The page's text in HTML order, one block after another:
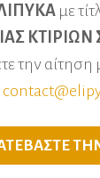
με
αίτηση